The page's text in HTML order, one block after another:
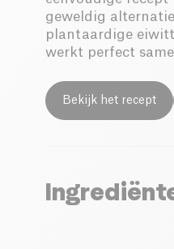
geweldig
plantaardige
werkt perfect
Bekijk het recept